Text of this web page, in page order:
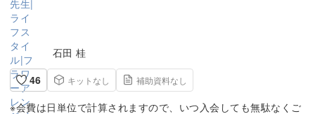
石田 桂
46
キットなし 補助資料なし
※会費は日単位で計算されますので、いつ入会しても無駄なくご